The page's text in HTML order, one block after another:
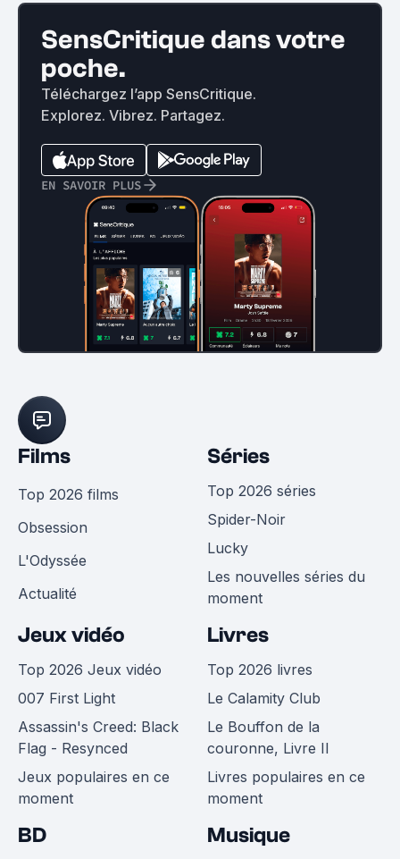
SensCritique dans votre
poche.
Téléchargez l’app SensCritique.
Explorez. Vibrez. Partagez.
EN SAVOIR PLUS
Films
Top 2026 films
Obsession
L'Odyssée
Actualité
Séries
Top 2026 séries
Spider-Noir
Lucky
Les nouvelles séries du
moment
Jeux vidéo
Top 2026 Jeux vidéo
007 First Light
Assassin's Creed: Black
Flag - Resynced
Jeux populaires en ce
moment
Livres
Top 2026 livres
Le Calamity Club
Le Bouffon de la
couronne, Livre II
Livres populaires en ce
moment
BD Musique